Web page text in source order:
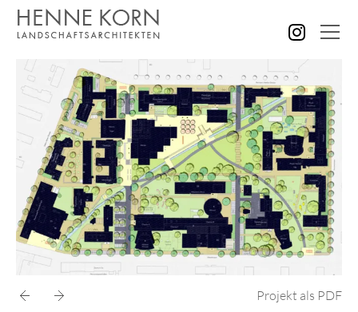
AKTUELLES
ALLE PROJEKTE
GÄRTEN GRÜNANLAGEN
PLÄTZE STRASSEN
KINDER SENIOREN
SPORT FREIZEIT
VERWALTUNG GEWERBE
BILDUNG FORSCHUNG
STÄDTEBAU KONZEPTE
WETTBEWERBE
Projekt als PDF